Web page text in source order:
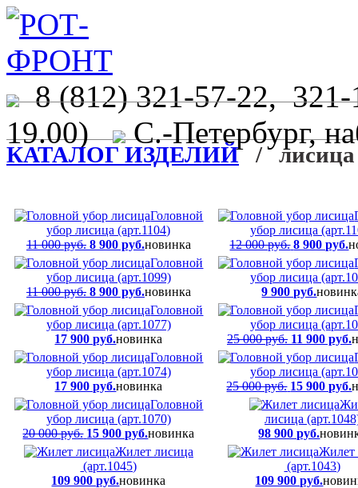
8 (812) 321-57-22,
19.00) С.-Петербург,
КАТАЛОГ ИЗДЕЛИЙ/ лисица
Головной
убор лисица (арт.1104)
11 000 руб. 8 900 руб.новинка
убор лисица
12 000 руб. 8 900 руб.
Головной
убор лисица (арт.1099)
11 000 руб. 8 900 руб.новинка
убор лисица
9 900 руб.
Головной
убор лисица (арт.1077)
17 900 руб.новинка
убор лисица
25 000 руб. 11 900 руб.
Головной
убор лисица (арт.1074)
17 900 руб.новинка
убор лисица
25 000 руб. 15 900 руб.
Головной
убор лисица (арт.1070)
20 000 руб. 15 900 руб.новинка
лисица
98 900 руб.
Жилет лисица
(арт.1045)
109 900 руб.новинка
Жилет
(арт.1043)
109 900 руб.